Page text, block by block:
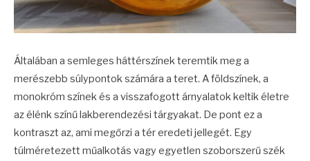
Általában a semleges háttérszínek teremtik meg a
merészebb súlypontok számára a teret. A földszínek, a
monokróm színek és a visszafogott árnyalatok keltik életre
az élénk színű lakberendezési tárgyakat. De pont ez a
kontraszt az, ami megőrzi a tér eredeti jellegét. Egy
túlméretezett műalkotás vagy egyetlen szoborszerű szék